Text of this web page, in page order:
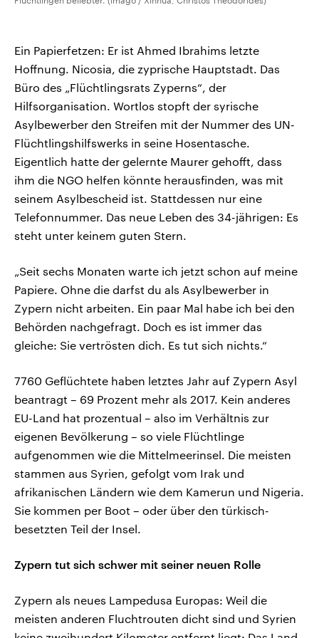
Ein Papierfetzen: Er ist Ahmed Ibrahims letzte
Hoffnung. Nicosia, die zyprische Hauptstadt. Das
Büro des „Flüchtlingsrats Zyperns“, der
Hilfsorganisation. Wortlos stopft der syrische
Asylbewerber den Streifen mit der Nummer des UN-
Flüchtlingshilfswerks in seine Hosentasche.
Eigentlich hatte der gelernte Maurer gehofft, dass
ihm die NGO helfen könnte herausfinden, was mit
seinem Asylbescheid ist. Stattdessen nur eine
Telefonnummer. Das neue Leben des 34-jährigen: Es
steht unter keinem guten Stern.
„Seit sechs Monaten warte ich jetzt schon auf meine
Papiere. Ohne die darfst du als Asylbewerber in
Zypern nicht arbeiten. Ein paar Mal habe ich bei den
Behörden nachgefragt. Doch es ist immer das
gleiche: Sie vertrösten dich. Es tut sich nichts.“
7760 Geflüchtete haben letztes Jahr auf Zypern Asyl
beantragt – 69 Prozent mehr als 2017. Kein anderes
EU-Land hat prozentual – also im Verhältnis zur
eigenen Bevölkerung – so viele Flüchtlinge
aufgenommen wie die Mittelmeerinsel. Die meisten
stammen aus Syrien, gefolgt vom Irak und
afrikanischen Ländern wie dem Kamerun und Nigeria.
Sie kommen per Boot – oder über den türkisch-
besetzten Teil der Insel.
Zypern tut sich schwer mit seiner neuen Rolle
Zypern als neues Lampedusa Europas: Weil die
meisten anderen Fluchtrouten dicht sind und Syrien